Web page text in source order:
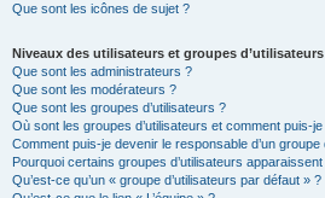
Que sont les icônes de sujet ?
Niveaux des utilisateurs et groupes d’utilisateurs
Que sont les administrateurs ?
Que sont les modérateurs ?
Que sont les groupes d’utilisateurs ?
Où sont les groupes d’utilisateurs et comment puis-
Comment puis-je devenir le responsable d’un groupe
Pourquoi certains groupes d’utilisateurs
Qu’est-ce qu’un « groupe d’utilisateurs par défaut » ?